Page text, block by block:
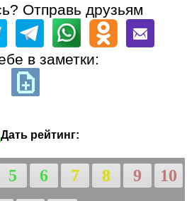
Отправь друзьям
в заметки:
Дать рейтинг:
5 6 7 8 9
10